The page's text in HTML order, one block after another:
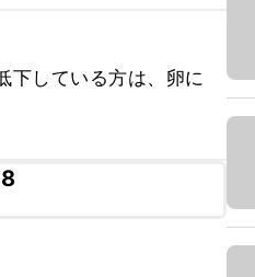
下している方は、卵に